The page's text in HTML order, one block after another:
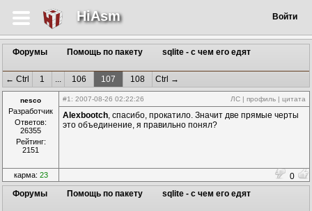
HiAsm Войти
Форумы Помощь по пакету sqlite - с чем его едят
← Ctrl 1 ... 106 107 108 Ctrl →
nesco
Разработчик
Ответов:
26355
Рейтинг:
2151
#1 : 2007-08-26 02:22:26 ЛС | профиль | цитата
Alexbootch, спасибо, прокатило. Значит две прямые черты
это объединение, я правильно понял?
карма: 23
0
Форумы
Помощь по пакету sqlite - с чем его едят